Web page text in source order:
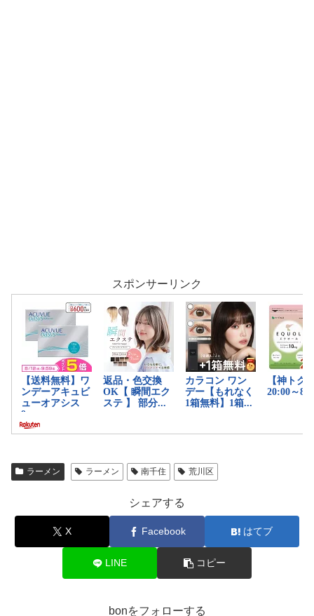
スポンサーリンク
ラーメン ラーメン 南千住 荒川区
シェアする
X Facebook はてブ
LINE コピー
bonをフォローする